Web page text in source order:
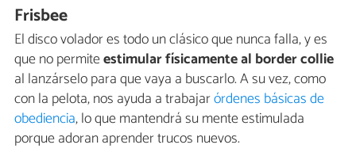
Frisbee
El disco volador es todo un clásico que nunca falla, y es
que no permiteestimular físicamente al border collie
al lanzárselo para que vaya a buscarlo. A su vez, como
con la pelota, nos ayuda a trabajarórdenes básicas de
obediencia, lo que mantendrá su mente estimulada
porque adoran aprender trucos nuevos.